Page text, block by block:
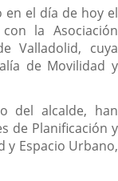
el día de hoy el
la Asociación
Valladolid, cuya
de Movilidad y
del alcalde, han
de Planificación y
y Espacio Urbano,